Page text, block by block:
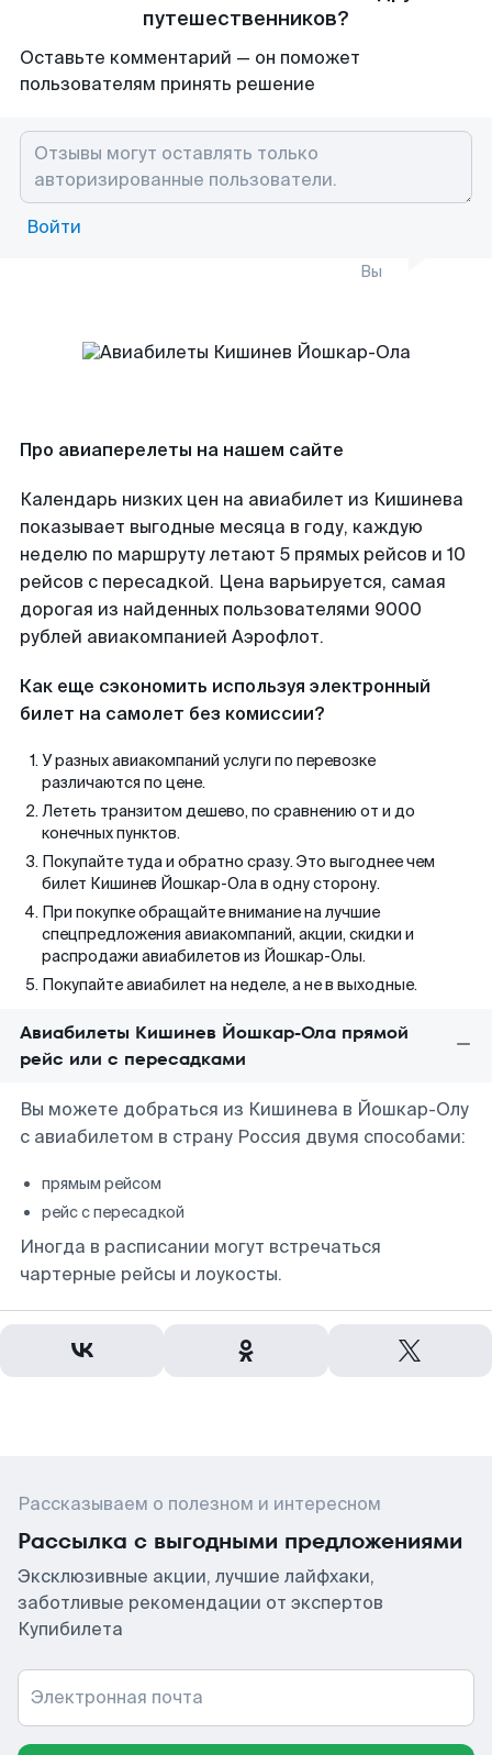
путешественников?
Оставьте комментарий — он поможет
пользователям принять решение
Войти
Вы
Про авиаперелеты на нашем сайте
Календарь низких цен на авиабилет из Кишинева
показывает выгодные месяца в году, каждую
неделю по маршруту летают 5 прямых рейсов и 10
рейсов с пересадкой. Цена варьируется, самая
дорогая из найденных пользователями 9000
рублей авиакомпанией Аэрофлот.
Как еще сэкономить используя электронный
билет на самолет без комиссии?
У разных авиакомпаний услуги по перевозке
различаются по цене.
Лететь транзитом дешево, по сравнению от и до
конечных пунктов.
Покупайте туда и обратно сразу. Это выгоднее чем
билет Кишинев Йошкар-Ола в одну сторону.
При покупке обращайте внимание на лучшие
спецпредложения авиакомпаний, акции, скидки и
распродажи авиабилетов из Йошкар-Олы.
Покупайте авиабилет на неделе, а не в выходные.
Авиабилеты Кишинев Йошкар-Ола прямой
рейс или с пересадками
Вы можете добраться из Кишинева в Йошкар-Олу
с авиабилетом в страну Россия двумя способами:
прямым рейсом
рейс с пересадкой
Иногда в расписании могут встречаться
чартерные рейсы и лоукосты.
Рассказываем о полезном и интересном
Рассылка с выгодными предложениями
Эксклюзивные акции, лучшие лайфхаки,
заботливые рекомендации от экспертов
Купибилета
Электронная почта